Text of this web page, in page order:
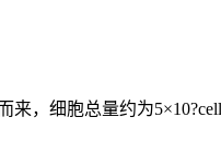
，细胞总量约为